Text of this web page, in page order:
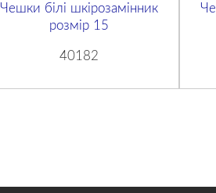
Чешки білі шкірозамінник
розмір 15
40182